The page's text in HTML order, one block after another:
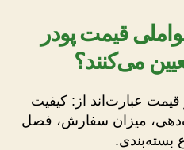
قیمت پودر
می‌کنند؟
عبارت‌اند از: کیفیت
میزان سفارش، فصل
بسته‌بندی.